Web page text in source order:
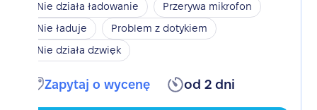
Nie działa ładowanie
Przerywa mikrofon
Nie ładuje
Problem z dotykiem
Nie działa dzwięk
Zapytaj o wycenę od 2 dni